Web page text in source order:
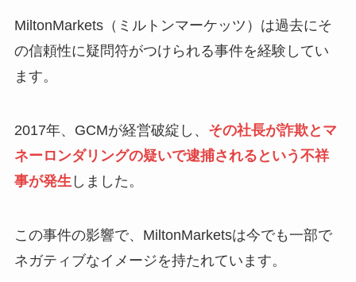
MiltonMarkets（ミルトンマーケッツ）は過去にそ
の信頼性に疑問符がつけられる事件を経験してい
ます。
2017年、GCMが経営破綻し、 その社長が詐欺とマ
ネーロンダリングの疑いで逮捕されるという不祥
事が発生 しました。
この事件の影響で、MiltonMarketsは今でも一部で
ネガティブなイメージを持たれています。